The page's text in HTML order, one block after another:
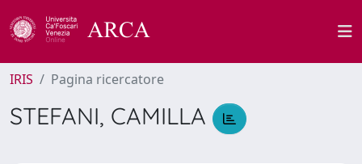
IRIS Pagina ricercatore
STEFANI, CAMILLA